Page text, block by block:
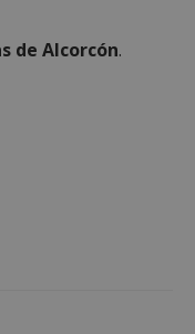
de Alcorcón.
de